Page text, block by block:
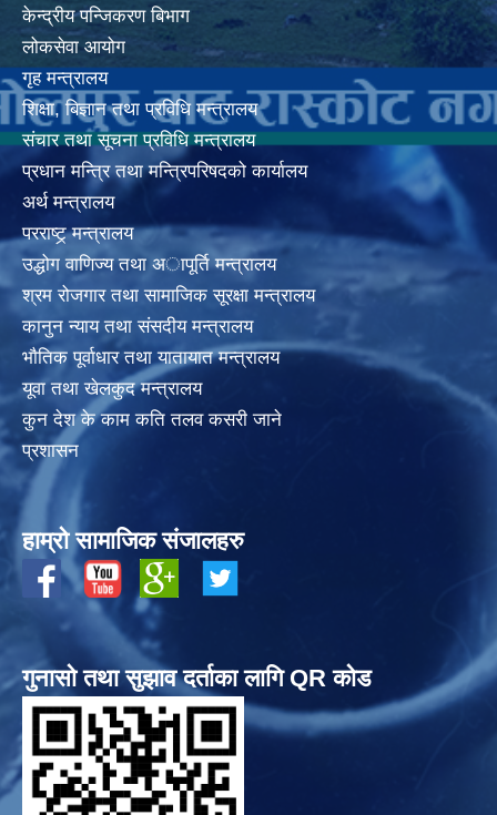
केन्द्रीय पन्जिकरण बिभाग
लोकसेवा आयोग
गृह मन्त्रालय
शिक्षा, बिज्ञान तथा प्रविधि मन्त्रालय
संचार तथा सूचना प्रविधि मन्त्रालय
प्रधान मन्त्रि तथा मन्त्रिपरिषदको कार्यालय
अर्थ मन्त्रालय
परराष्ट्र् मन्त्रालय
उद्धोग वाणिज्य तथा अापूर्ति मन्त्रालय
श्रम रोजगार तथा सामाजिक सूरक्षा मन्त्रालय
कानुन न्याय तथा संसदीय मन्त्रालय
भाैतिक पूर्वाधार तथा यातायात मन्त्रालय
यूवा तथा खेलकुद मन्त्रालय
कुन देश के काम कति तलव कसरी जाने
प्रशासन
हाम्रो सामाजिक संजालहरु
गुनासो तथा सुझाव दर्ताका लागि QR कोड